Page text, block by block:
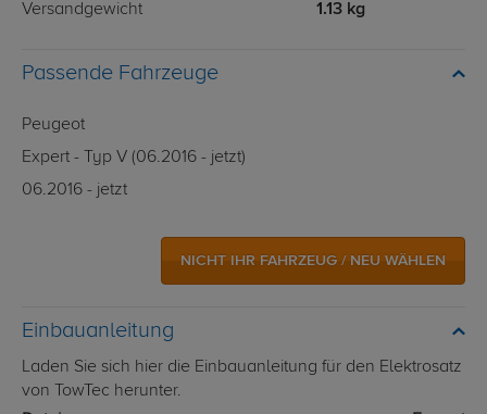
Versandgewicht 1.13 kg
Passende Fahrzeuge
Peugeot
Expert - Typ V (06.2016 - jetzt)
06.2016 - jetzt
NICHT IHR FAHRZEUG / NEU WÄHLEN
Einbauanleitung
Laden Sie sich hier die Einbauanleitung für den Elektrosatz
von TowTec herunter.